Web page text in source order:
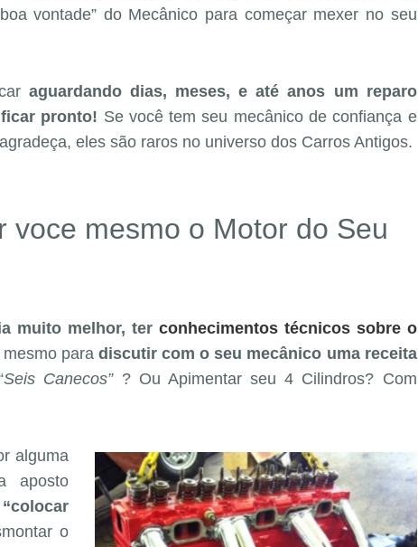
vontade” do Mecânico para começar mexer no seu
aguardando dias, meses, e até anos um reparo
pronto! Se você tem seu mecânico de confiança e
eles são raros no universo dos Carros Antigos.
voce mesmo o Motor do Seu
muito melhor, ter conhecimentos técnicos sobre o
mesmo paradiscutir com o seu mecânico uma receita
Seis Canecos”? Ou Apimentar seu 4 Cilindros? Com
alguma
aposto
o